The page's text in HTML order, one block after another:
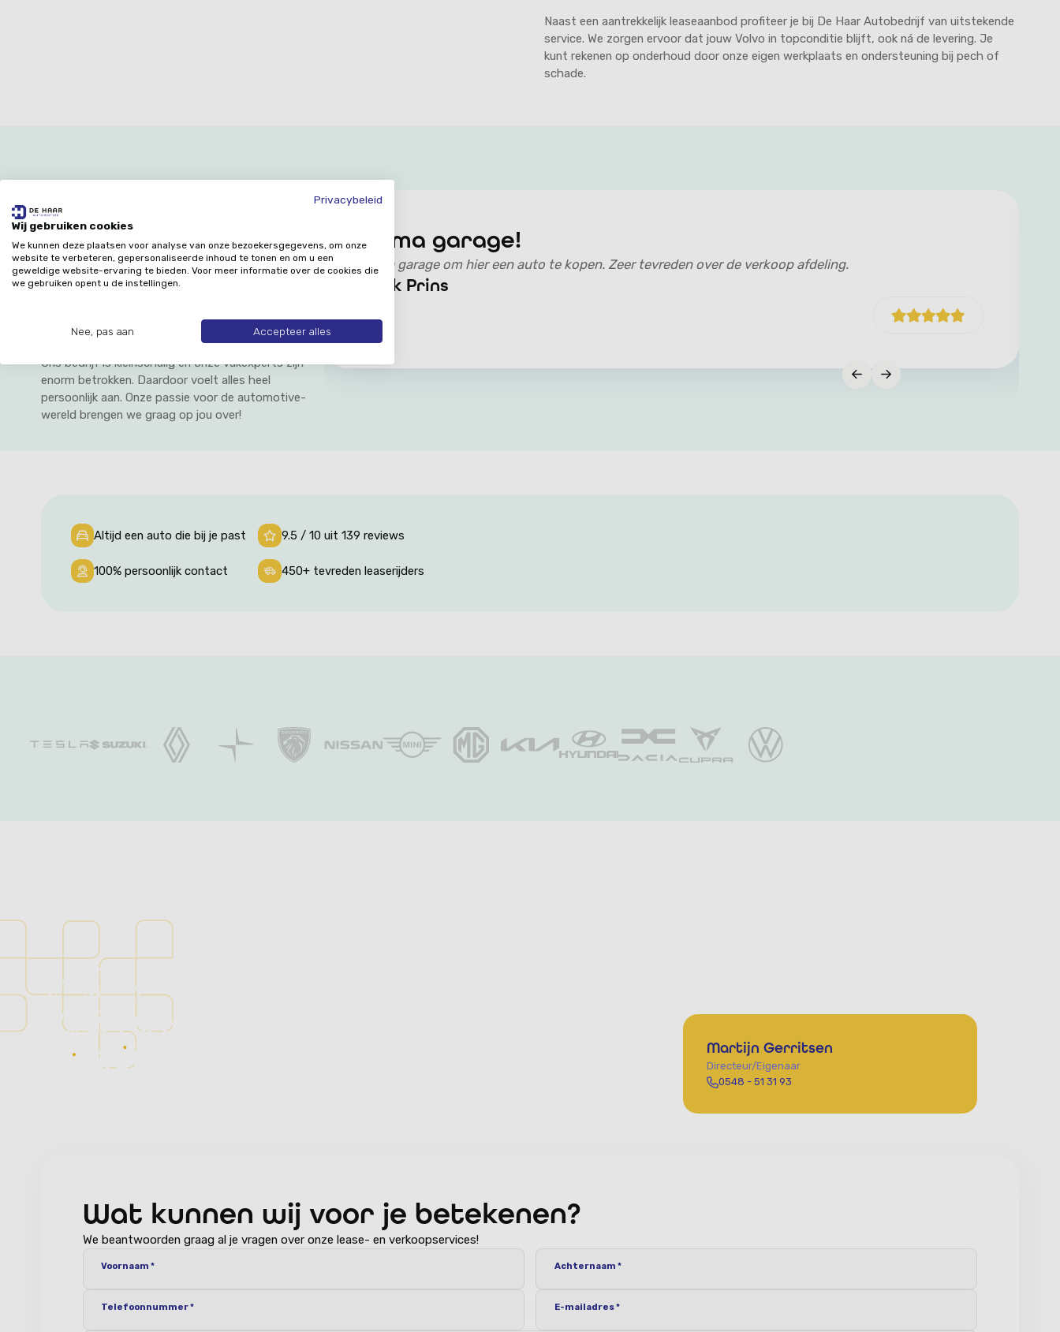
Naast een aantrekkelijk leaseaanbod profiteer je bij De Haar Autobedrijf van uitstekende
service. We zorgen ervoor dat jouw Volvo in topconditie blijft, ook ná de levering. Je
kunt rekenen op onderhoud door onze eigen werkplaats en ondersteuning bij pech of
schade.
Geen
nummertje.
En dat merk je.
Bij De Haar Automotive gaan we graag een
persoonlijke band aan met je. Dat merk je aan alles.
Ons bedrijf is kleinschalig en onze vakexperts zijn
enorm betrokken. Daardoor voelt alles heel
persoonlijk aan. Onze passie voor de automotive-
wereld brengen we graag op jou over!
Prima garage!
Prima garage om hier een auto te kopen. Zeer tevreden over de verkoop afdeling.
Henk Prins
Altijd een auto die bij je past 9.5 / 10 uit 139 reviews
100% persoonlijk contact 450+ tevreden leaserijders
Vertrouwd in auto’s, al
sinds 1975.
Martijn Gerritsen
Directeur/Eigenaar
0548 - 51 31 93
Wat kunnen wij voor je betekenen?
We beantwoorden graag al je vragen over onze lease- en verkoopservices!
Voornaam * Achternaam *
Telefoonnummer * E-mailadres *
Privacybeleid
Wij gebruiken cookies
We kunnen deze plaatsen voor analyse van onze bezoekersgegevens, om onze
website te verbeteren, gepersonaliseerde inhoud te tonen en om u een
geweldige website-ervaring te bieden. Voor meer informatie over de cookies die
we gebruiken opent u de instellingen.
Nee, pas aan Accepteer alles